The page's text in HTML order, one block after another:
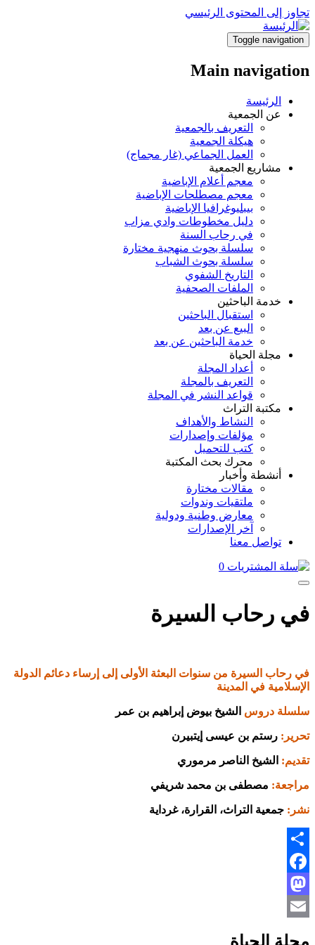
إلى المحتوى الرئيسي
Toggle
Main
الرئيسة
عن الجمعية
التعريف بالجمعية
هيكلة الجمعية
العمل الجماعي (غار مجماج)
مشاريع الجمعية
معجم أعلام الإباضية
معجم مصطلحات الإباضية
بيبليوغرافيا الإباضية
دليل مخطوطات وادي مزاب
في رحاب السنة
سلسلة بحوث منهجية مختارة
سلسلة بحوث الشباب
التاريخ الشفوي
الملفات الصحفية
خدمة الباحثين
استقبال الباحثين
البيع عن بعد
خدمة الباحثين عن بعد
مجلة الحياة
أعداد المجلة
التعريف بالمجلة
قواعد النشر في المجلة
مكتبة التراث
النشاط والأهداف
مؤلفات وإصدارات
كتب للتحميل
محرك بحث المكتبة
أنشطة وأخبار
مقالات مختارة
ملتقيات وندوات
معارض وطنية ودولية
آخر الإصدارات
تواصل معنا
0
رحاب السيرة
السيرة من سنوات البعثة الأولى إلى إرساء دعائم الدولة
في المدينة
دروسالشيخ بيوض إبراهيم بن عمر
رستم بن عيسى إيتبيرن
الشيخ الناصر مرموري
مصطفى بن محمد شريفي
جمعية التراث، القرارة، غرداية
الحياة